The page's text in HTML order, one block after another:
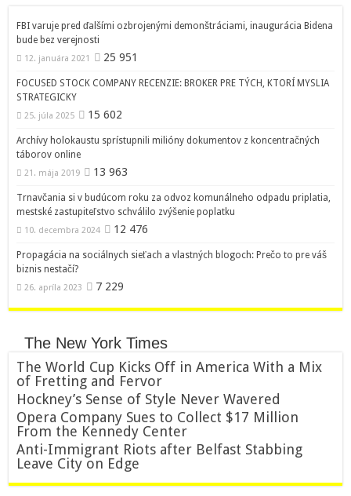
FBI varuje pred ďalšími ozbrojenými demonštráciami, inaugurácia Bidena
bude bez verejnosti
12. januára 2021 25 951
FOCUSED STOCK COMPANY RECENZIE: BROKER PRE TÝCH, KTORÍ MYSLIA
STRATEGICKY
25. júla 2025 15 602
Archívy holokaustu sprístupnili milióny dokumentov z koncentračných
táborov online
21. mája 2019 13 963
Trnavčania si v budúcom roku za odvoz komunálneho odpadu priplatia,
mestské zastupiteľstvo schválilo zvýšenie poplatku
10. decembra 2024 12 476
Propagácia na sociálnych sieťach a vlastných blogoch: Prečo to pre váš
biznis nestačí?
26. apríla 2023 7 229
The New York Times
The World Cup Kicks Off in America With a Mix
of Fretting and Fervor
Hockney’s Sense of Style Never Wavered
Opera Company Sues to Collect $17 Million
From the Kennedy Center
Anti-Immigrant Riots after Belfast Stabbing
Leave City on Edge